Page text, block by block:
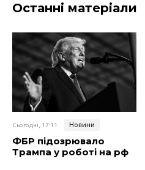
Останні матеріали
Сьогодні, 17:11 Новини
ФБР підозрювало
Трампа у роботі на рф